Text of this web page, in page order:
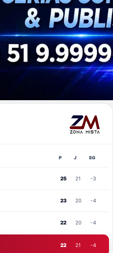
P J SG
25 21 -3
23 20 -4
22 20 -4
22 21 -4